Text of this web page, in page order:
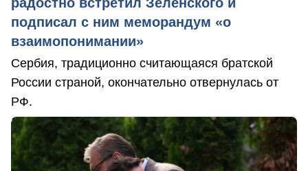
подписал с ним меморандум «о
взаимопонимании»
Сербия, традиционно считающаяся братской
России страной, окончательно отвернулась от
РФ.